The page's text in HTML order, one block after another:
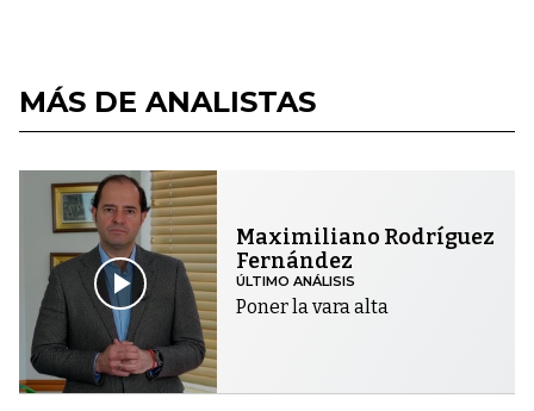
MÁS DE ANALISTAS
Maximiliano Rodríguez
Fernández
ÚLTIMO ANÁLISIS
Poner la vara alta